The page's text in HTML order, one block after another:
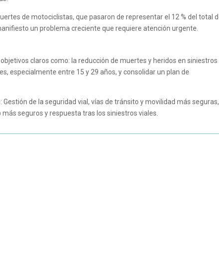
de motociclistas, que pasaron de representar el 12 % del total
un problema creciente que requiere atención urgente.
claros como: la reducción de muertes y heridos en siniestros
especialmente entre 15 y 29 años, y consolidar un plan de
Gestión de la seguridad vial, vías de tránsito y movilidad más seguras,
seguros y respuesta tras los siniestros viales.